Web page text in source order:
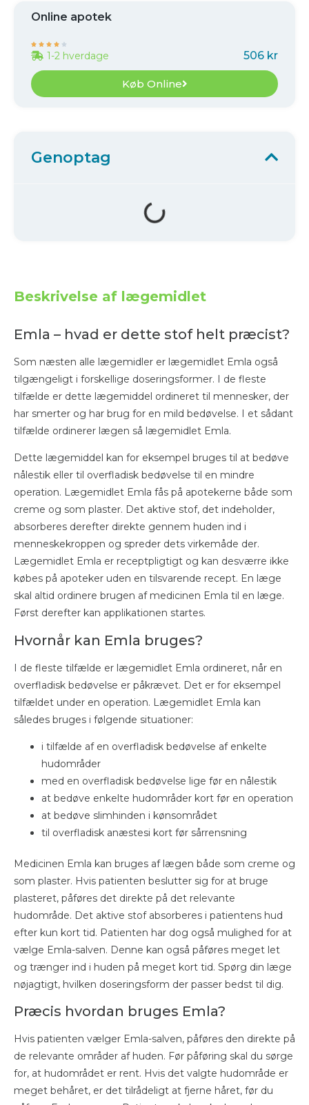
Online apotek
    
1-2 hverdage 506 kr
Køb Online
Beskrivelse af lægemidlet
Emla – hvad er dette stof helt præcist?
Som næsten alle lægemidler er lægemidlet Emla også
tilgængeligt i forskellige doseringsformer. I de fleste
tilfælde er dette lægemiddel ordineret til mennesker, der
har smerter og har brug for en mild bedøvelse. I et sådant
tilfælde ordinerer lægen så lægemidlet Emla.
Dette lægemiddel kan for eksempel bruges til at bedøve
nålestik eller til overfladisk bedøvelse til en mindre
operation. Lægemidlet Emla fås på apotekerne både som
creme og som plaster. Det aktive stof, det indeholder,
absorberes derefter direkte gennem huden ind i
menneskekroppen og spreder dets virkemåde der.
Lægemidlet Emla er receptpligtigt og kan desværre ikke
købes på apoteker uden en tilsvarende recept. En læge
skal altid ordinere brugen af ​​medicinen Emla til en læge.
Først derefter kan applikationen startes.
Hvornår kan Emla bruges?
I de fleste tilfælde er lægemidlet Emla ordineret, når en
overfladisk bedøvelse er påkrævet. Det er for eksempel
tilfældet under en operation. Lægemidlet Emla kan
således bruges i følgende situationer:
i tilfælde af en overfladisk bedøvelse af enkelte
hudområder
med en overfladisk bedøvelse lige før en nålestik
at bedøve enkelte hudområder kort før en operation
at bedøve slimhinden i kønsområdet
til overfladisk anæstesi kort før sårrensning
Medicinen Emla kan bruges af lægen både som creme og
som plaster. Hvis patienten beslutter sig for at bruge
plasteret, påføres det direkte på det relevante
hudområde. Det aktive stof absorberes i patientens hud
efter kun kort tid. Patienten har dog også mulighed for at
vælge Emla-salven. Denne kan også påføres meget let
og trænger ind i huden på meget kort tid. Spørg din læge
nøjagtigt, hvilken doseringsform der passer bedst til dig.
Præcis hvordan bruges Emla?
Hvis patienten vælger Emla-salven, påføres den direkte på
de relevante områder af huden. Før påføring skal du sørge
for, at hudområdet er rent. Hvis det valgte hudområde er
meget behåret, er det tilrådeligt at fjerne håret, før du
Genoptag